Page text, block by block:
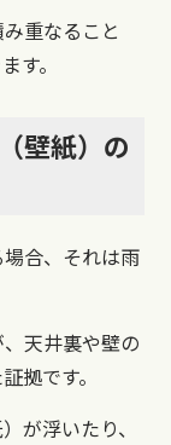
重なること
す。
壁紙）の
合、それは雨
天井裏や壁の
拠です。
が浮いたり、